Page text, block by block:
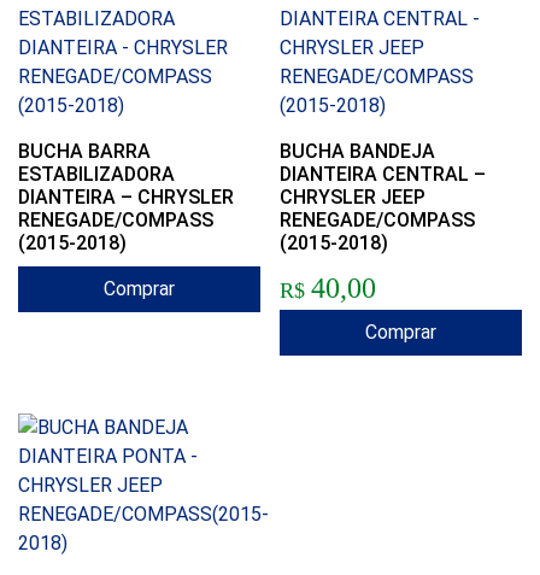
BUCHA BARRA
ESTABILIZADORA
DIANTEIRA – CHRYSLER
RENEGADE/COMPASS
(2015-2018)
Comprar
BUCHA BANDEJA
DIANTEIRA CENTRAL –
CHRYSLER JEEP
RENEGADE/COMPASS
(2015-2018)
R$ 40,00
Comprar